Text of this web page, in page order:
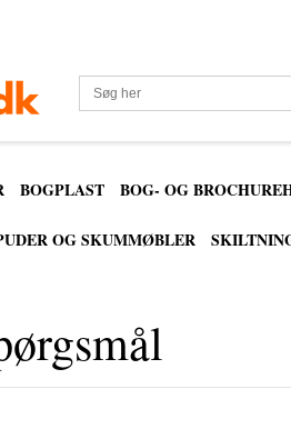
BOGPLAST BOG- OG
OG SKUMMØBLER